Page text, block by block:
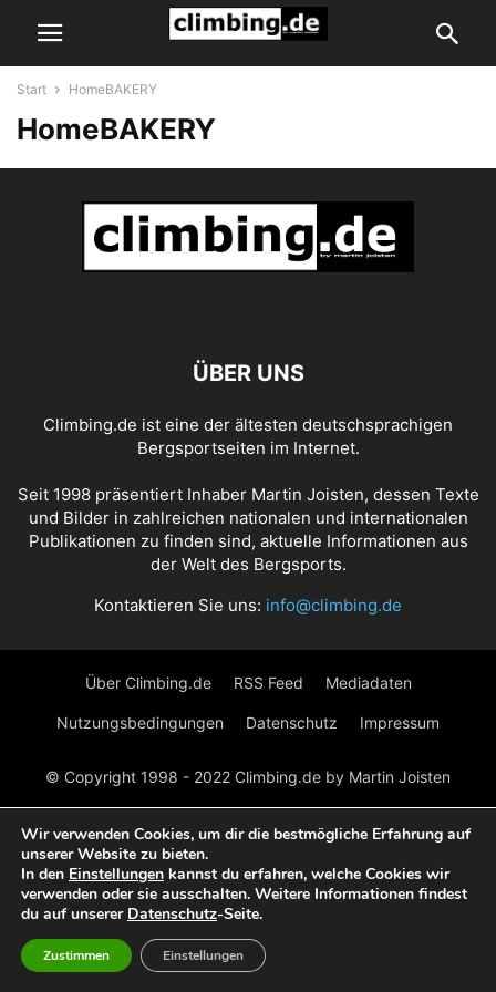
Start HomeBAKERY
HomeBAKERY
ÜBER UNS
Climbing.de ist eine der ältesten deutschsprachigen
Bergsportseiten im Internet.
Seit 1998 präsentiert Inhaber Martin Joisten, dessen Texte
und Bilder in zahlreichen nationalen und internationalen
Publikationen zu finden sind, aktuelle Informationen aus
der Welt des Bergsports.
Kontaktieren Sie uns: info@climbing.de
Über Climbing.de RSS Feed Mediadaten
Nutzungsbedingungen Datenschutz Impressum
© Copyright 1998 - 2022 Climbing.de by Martin Joisten
Wir verwenden Cookies, um dir die bestmögliche Erfahrung auf
unserer Website zu bieten.
In den Einstellungen kannst du erfahren, welche Cookies wir
verwenden oder sie ausschalten. Weitere Informationen findest
du auf unserer Datenschutz-Seite.
Zustimmen Einstellungen